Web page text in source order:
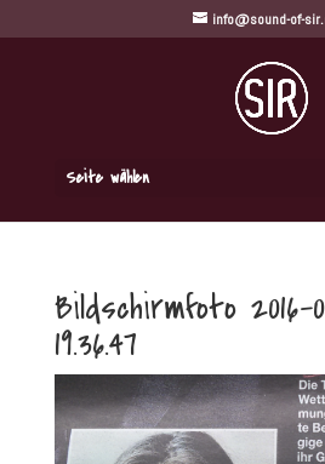
info@sound-of-
Seite wählen
Bildschirmfoto 2016-
19.36.47